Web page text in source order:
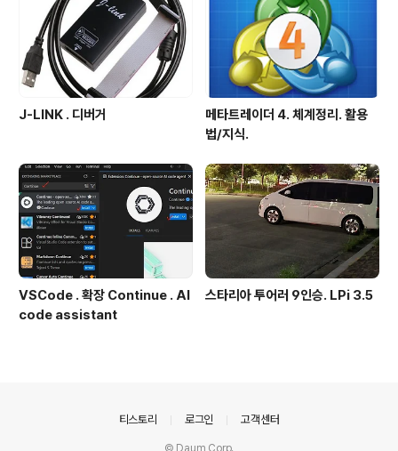
J-LINK . 디버거
메타트레이더 4. 체계정리. 활용
법/지식.
VSCode . 확장 Continue . AI
code assistant
스타리아 투어러 9인승. LPi 3.5
티스토리 로그인 고객센터
© Daum Corp.